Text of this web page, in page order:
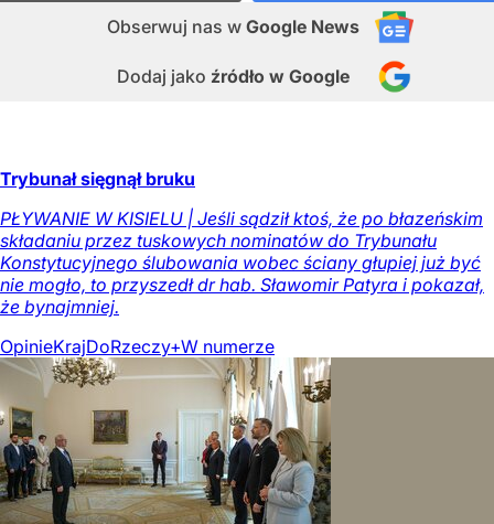
Obserwuj nas w Google News
Dodaj jako źródło w Google
Trybunał sięgnął bruku
PŁYWANIE W KISIELU | Jeśli sądził ktoś, że po błazeńskim
składaniu przez tuskowych nominatów do Trybunału
Konstytucyjnego ślubowania wobec ściany głupiej już być
nie mogło, to przyszedł dr hab. Sławomir Patyra i pokazał,
że bynajmniej.
OpinieKrajDoRzeczy+W numerze